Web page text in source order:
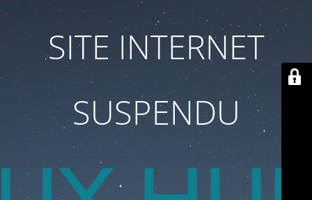
SITE INTERNET
SUSPENDU